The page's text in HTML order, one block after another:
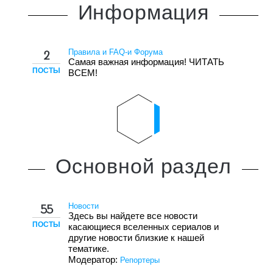
Информация
2
ПОСТЫ
Правила и FAQ-и Форума
Самая важная информация! ЧИТАТЬ
ВСЕМ!
Основной раздел
55
ПОСТЫ
Новости
Здесь вы найдете все новости
касающиеся вселенных сериалов и
другие новости близкие к нашей
тематике.
Модератор: Репортеры